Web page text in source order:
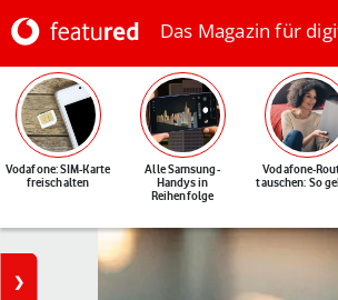
Das Magazin für
Vodafone: SIM-Karte
freischalten
Alle Samsung-
Handys in
Reihenfolge
Vodafone-
tauschen: So